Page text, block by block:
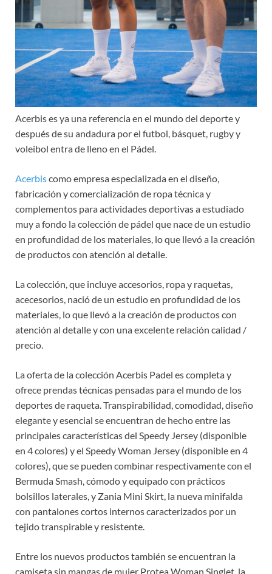
Acerbis es ya una referencia en el mundo del deporte y
después de su andadura por el futbol, básquet, rugby y
voleibol entra de lleno en el Pádel.
Acerbiscomo empresa especializada en el diseño,
fabricación y comercialización de ropa técnica y
complementos para actividades deportivas a estudiado
muy a fondo la colección de pádel que nace de un estudio
en profundidad de los materiales, lo que llevó a la creación
de productos con atención al detalle.
La colección, que incluye accesorios, ropa y raquetas,
acecesorios, nació de un estudio en profundidad de los
materiales, lo que llevó a la creación de productos con
atención al detalle y con una excelente relación calidad /
precio.
La oferta de la colección Acerbis Padel es completa y
ofrece prendas técnicas pensadas para el mundo de los
deportes de raqueta. Transpirabilidad, comodidad, diseño
elegante y esencial se encuentran de hecho entre las
principales características del Speedy Jersey (disponible
en 4 colores) y el Speedy Woman Jersey (disponible en 4
colores), que se pueden combinar respectivamente con el
Bermuda Smash, cómodo y equipado con prácticos
bolsillos laterales, y Zania Mini Skirt, la nueva minifalda
con pantalones cortos internos caracterizados por un
tejido transpirable y resistente.
Entre los nuevos productos también se encuentran la
camiseta sin mangas de mujer Protea Woman Singlet, la